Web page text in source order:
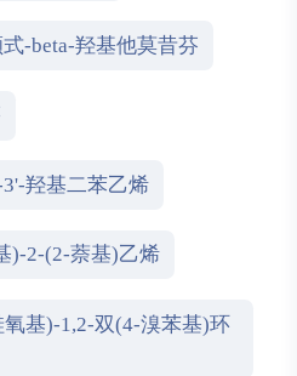
式-beta-羟基他莫昔芬
羟基二苯乙烯
)-2-(2-萘基)乙烯
基)-1,2-双(4-溴苯基)环